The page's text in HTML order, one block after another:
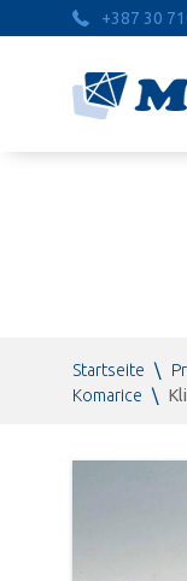
+387 30
Startseite \
Komarice \